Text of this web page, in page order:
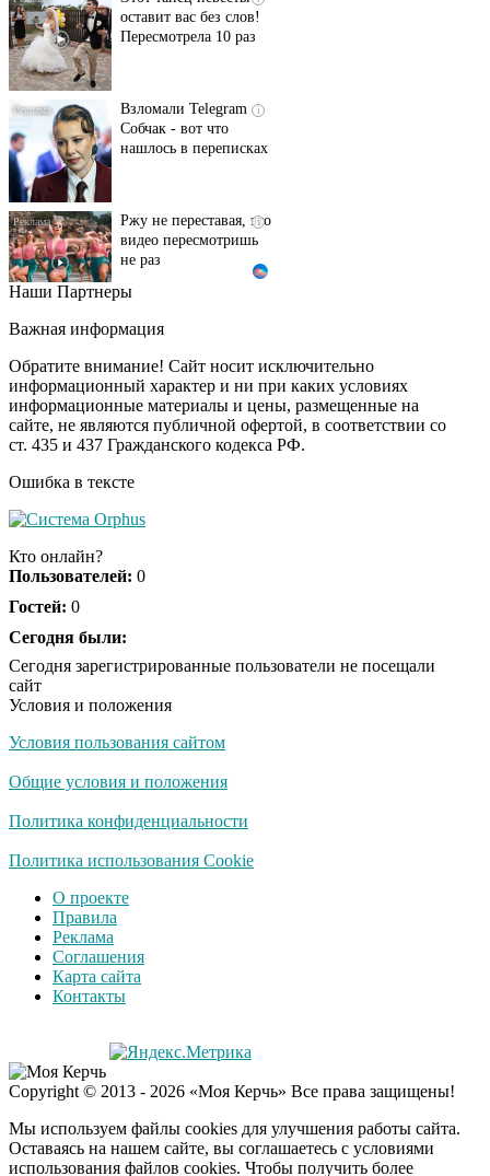
Пересмотрела 10 раз
Собчак - вот что
нашлось в переписках
видео пересмотришь
не раз
секунд, но вы будете в
i
Ролик из Омска: вы
будете смеяться долго
Королева вагона
оставит равнодушным
Наши Партнеры
Важная информация
Обратите внимание! Сайт носит исключительно
информационный характер и ни при каких условиях
информационные материалы и цены, размещенные на
сайте, не являются публичной офертой, в соответствии со
ст. 435 и 437 Гражданского кодекса РФ.
Ошибка в тексте
Кто онлайн?
Пользователей: 0
Гостей: 0
Сегодня были:
Сегодня зарегистрированные пользователи не посещали
сайт
Условия и положения
Условия пользования сайтом
Общие условия и положения
Политика конфиденциальности
Политика использования Cookie
О проекте
Правила
Реклама
Соглашения
Карта сайта
Контакты
Copyright © 2013 - 2026 «Моя Керчь» Все права защищены!
Мы используем файлы cookies для улучшения работы сайта.
Оставаясь на нашем сайте, вы соглашаетесь с условиями
использования файлов cookies. Чтобы получить более